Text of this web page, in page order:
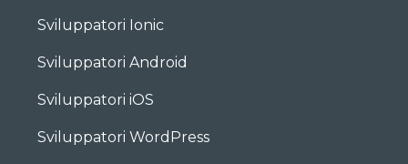
Sviluppatori Ionic
Sviluppatori Android
Sviluppatori iOS
Sviluppatori WordPress